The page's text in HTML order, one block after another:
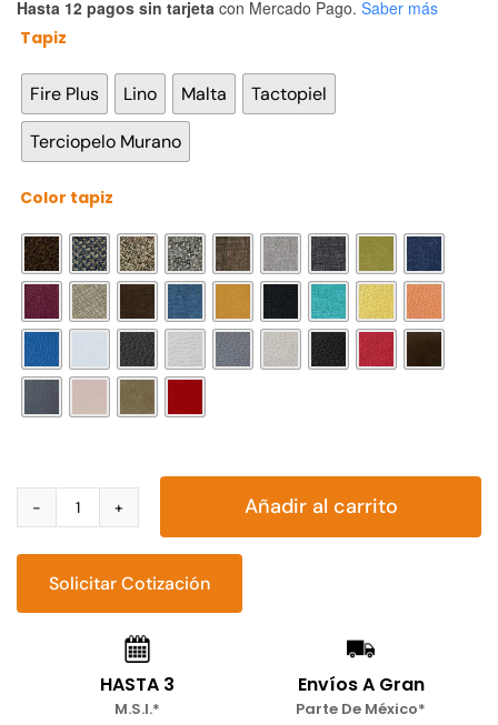
Hasta 12 pagos sin tarjeta con Mercado Pago. Saber más
Tapiz
Fire Plus Lino Malta Tactopiel
Terciopelo Murano
Color tapiz
Love
seat
Bilbao
cantidad
Añadir al carrito
Solicitar Cotización
HASTA 3
M.S.I.*
Envíos A Gran
Parte De México*